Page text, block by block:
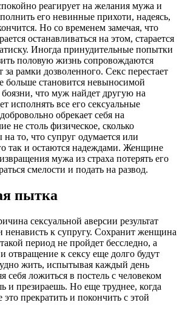
реагирует на желания мужа и
его невинные прихоти, надеясь,
Но со временем замечая, что
останавливаться на этом, старается
Иногда принудительные попытки
половую жизнь сопровождаются
рамки дозволенного. Секс перестает
больше становится невыносимой
что муж найдет другую на
исполнять все его сексуальные
обрекает себя на
не столь физическое, сколько
то, что супруг одумается или
так и остаются надеждами. Женщине
мужа из страха потерять его
смелости и подать на развод.
пытка
сексуальной аверсии результат
ненависть к супругу. Сохранит женщина
период не пройдет бесследно, а
отвращение к сексу еще долго будут
жить, испытывая каждый день
себя ложиться в постель с человеком
и презираешь. Но еще труднее, когда
прекратить и покончить с этой